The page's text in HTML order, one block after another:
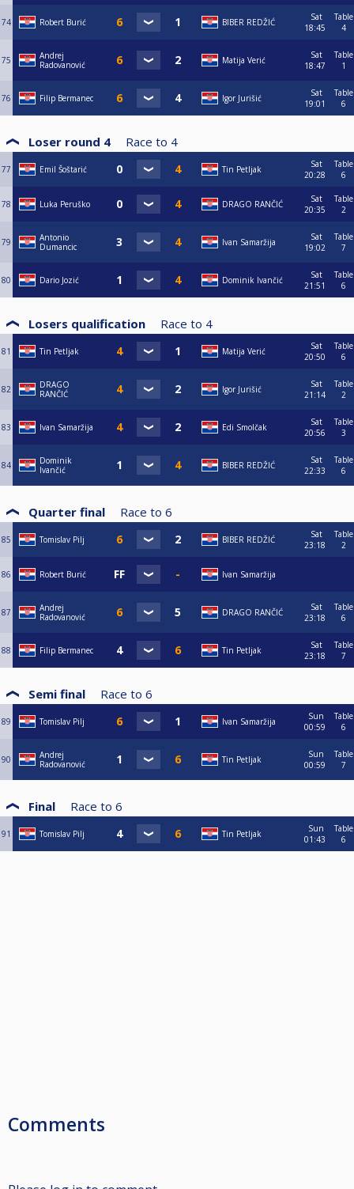
74 Robert Burić BIBER REDŽIĆ
Sat
18:45
Table
4
75
Andrej
Radovanović
Matija Verić
Sat
18:47
Table
1
76 Filip Bermanec Igor Jurišić
Sat
19:01
Table
6
Loser round 4 Race to 4
77 Emil Šoštarić Tin Petljak
Sat
20:28
Table
6
78 Luka Peruško DRAGO RANČIĆ
Sat
20:35
Table
2
79
Antonio
Dumancic
Ivan Samaržija
Sat
19:02
Table
7
80 Dario Jozić Dominik Ivančić
Sat
21:51
Table
6
Losers qualification Race to 4
81 Tin Petljak Matija Verić
Sat
20:50
Table
6
82
DRAGO
RANČIĆ
Igor Jurišić
Sat
21:14
Table
2
83 Ivan Samaržija Edi Smolčak
Sat
20:56
Table
3
84
Dominik
Ivančić
BIBER REDŽIĆ
Sat
22:33
Table
6
Quarter final Race to 6
85 Tomislav Pilj BIBER REDŽIĆ
Sat
23:18
Table
2
86 Robert Burić Ivan Samaržija
87
Andrej
Radovanović
DRAGO RANČIĆ
Sat
23:18
Table
6
88 Filip Bermanec Tin Petljak
Sat
23:18
Table
7
Semi final Race to 6
89 Tomislav Pilj Ivan Samaržija
Sun
00:59
Table
6
90
Andrej
Radovanović
Tin Petljak
Sun
00:59
Table
7
Final Race to 6
91 Tomislav Pilj Tin Petljak
Sun
01:43
Table
6
Comments